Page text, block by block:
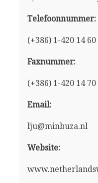
Telefoonnummer:
(+386) 1-420 14 60
Faxnummer:
(+386) 1-420 14 70
Email:
lju@minbuza.nl
Website: